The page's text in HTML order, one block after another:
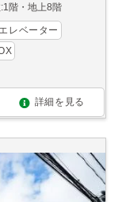
階・地上8階
エレベーター
詳細を見る